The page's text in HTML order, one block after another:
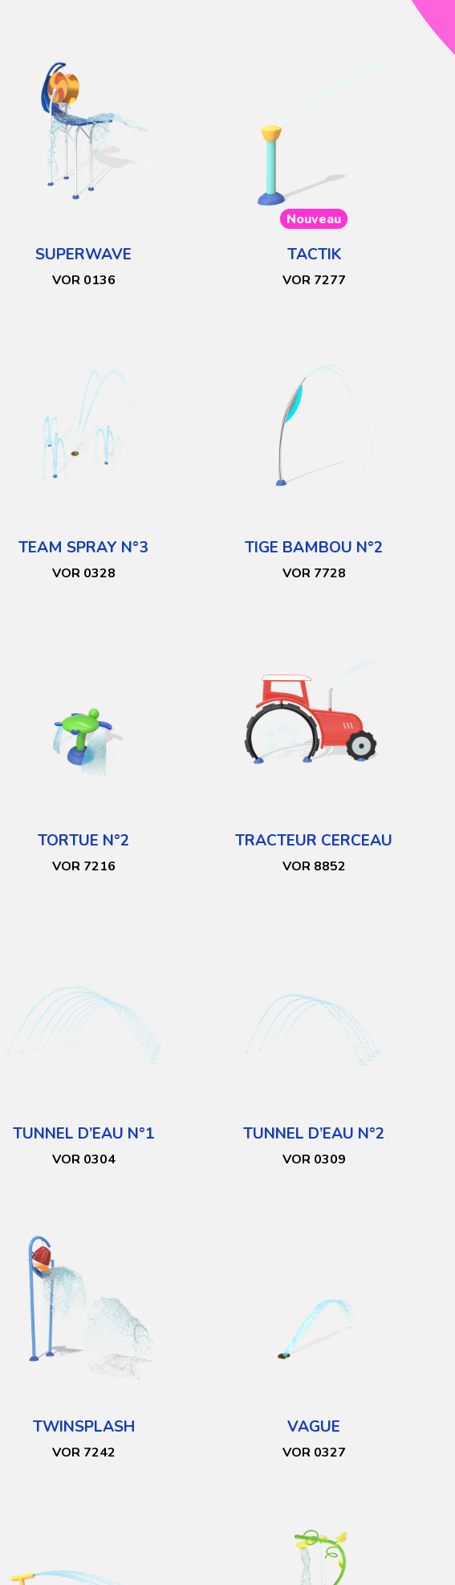
SUPERWAVE
VOR 0136
Nouveau
TACTIK
VOR 7277
TEAM SPRAY N°3
VOR 0328
TIGE BAMBOU N°2
VOR 7728
TORTUE N°2
VOR 7216
TRACTEUR CERCEAU
VOR 8852
TUNNEL D’EAU N°1
VOR 0304
TUNNEL D’EAU N°2
VOR 0309
TWINSPLASH
VOR 7242
VAGUE
VOR 0327